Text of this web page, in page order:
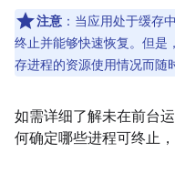
注意 ：当应用处于缓存
终止并能够快速恢复。但是
存进程的资源使用情况而随
如需详细了解未在前台
何确定哪些进程可终止